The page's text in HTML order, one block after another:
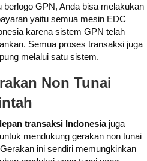
GPN, Anda bisa melakukan
yaitu semua mesin EDC
karena sistem GPN telah
Semua proses transaksi juga
melalui satu sistem.
Non Tunai
transaksi Indonesiajuga
mendukung gerakan non tunai
ini sendiri memungkinkan